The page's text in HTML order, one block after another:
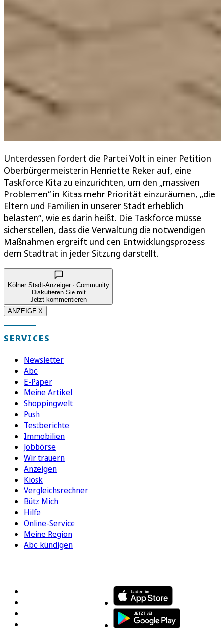
Unterdessen fordert die Partei Volt in einer Petition
Oberbürgermeisterin Henriette Reker auf, eine
Taskforce Kita zu einzurichten, um den „massiven
Problemen“ in Kitas mehr Priorität einzuräumen, „die
Eltern und Familien in unserer Stadt erheblich
belasten“, wie es darin heißt. Die Taskforce müsse
sicherstellen, dass die Verwaltung die notwendigen
Maßnahmen ergreift und den Entwicklungsprozess
dem Stadtrat in jeder Sitzung darstellt.
Kölner Stadt-Anzeiger · Community
Diskutieren Sie mit
Jetzt kommentieren
ANZEIGE X
SERVICES
Newsletter
Abo
E-Paper
Meine Artikel
Shoppingwelt
Push
Testberichte
Immobilien
Jobbörse
Wir trauern
Anzeigen
Kiosk
Vergleichsrechner
Bütz Mich
Hilfe
Online-Service
Meine Region
Abo kündigen